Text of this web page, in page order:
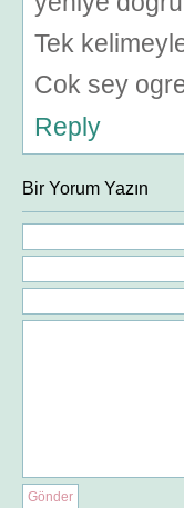
Tek
Cok sey
Reply
Bir Yorum Yazın